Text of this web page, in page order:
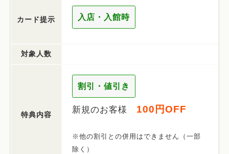
カード提示 入店・入館時
対象人数
特典内容
割引・値引き
新規のお客様 100円OFF
※他の割引との併用はできません（一部
除く）